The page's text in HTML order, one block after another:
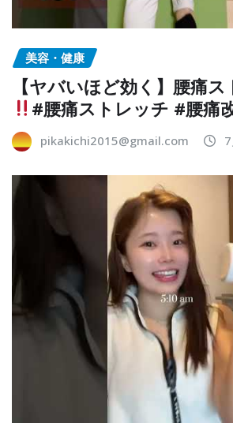
美容・健康
【ヤバいほど効く】腰痛
#腰痛ストレッチ #腰痛
pikakichi2015@gmail.com